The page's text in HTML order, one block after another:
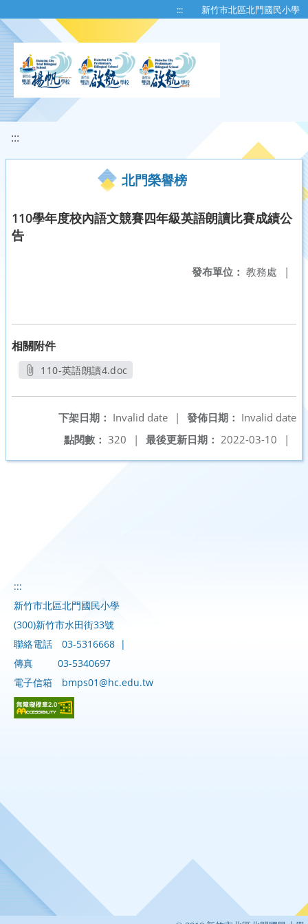
::: 新竹市北區北門國民小學
:::
北門榮譽榜
110學年度校內語文競賽四年級英語朗讀比賽成績公
告
發布單位： 教務處 |
相關附件
110-英語朗讀4.doc
發佈日期： Invalid date
下架日期： Invalid date
|
最後更新日期： 2022-03-10 |
點閱數： 320 |
:::
新竹市北區北門國民小學
(300)新竹市水田街33號
聯絡電話
03-5316668 |
傳真
03-5340697
電子信箱
bmps01@hc.edu.tw